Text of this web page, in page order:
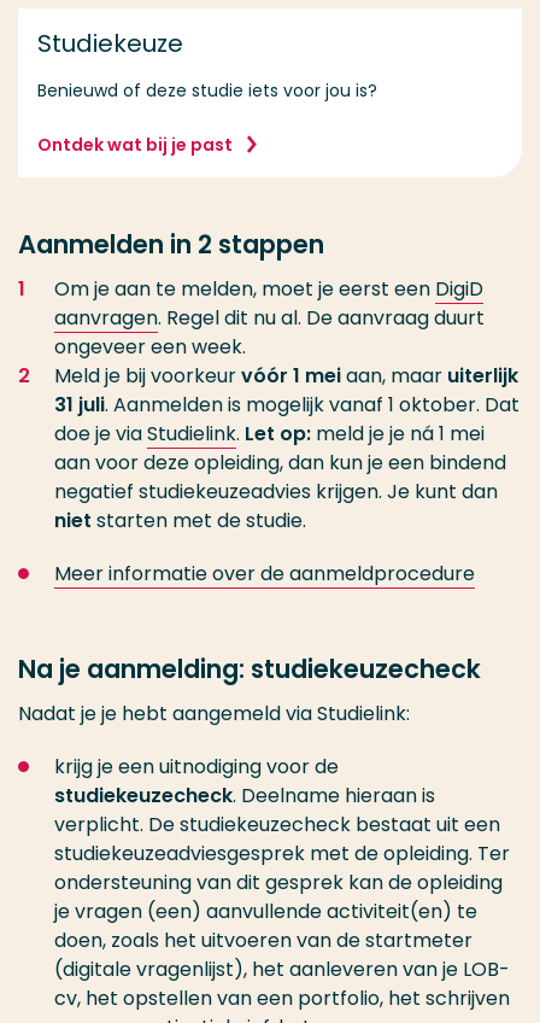
Studiekeuze
Benieuwd of deze studie iets voor jou is?
Ontdek wat bij je past
Aanmelden in 2 stappen
Om je aan te melden, moet je eerst een DigiD
aanvragen. Regel dit nu al. De aanvraag duurt
ongeveer een week.
Meld je bij voorkeurvóór 1 meiaan, maar uiterlijk
31 juli. Aanmelden is mogelijk vanaf 1 oktober. Dat
doe je viaStudielink. Let op: meld je je ná 1 mei
aan voor deze opleiding, dan kun je een bindend
negatief studiekeuzeadvies krijgen. Je kunt dan
niet starten met de studie.
Meer informatie over de aanmeldprocedure
Na je aanmelding: studiekeuzecheck
Nadat je je hebt aangemeld via Studielink:
krijg je een uitnodiging voor de
studiekeuzecheck. Deelname hieraan is
verplicht. De studiekeuzecheck bestaat uit een
studiekeuzeadviesgesprek met de opleiding. Ter
ondersteuning van dit gesprek kan de opleiding
je vragen (een) aanvullende activiteit(en) te
doen, zoals het uitvoeren van de startmeter
(digitale vragenlijst), het aanleveren van je LOB-
cv, het opstellen van een portfolio, het schrijven